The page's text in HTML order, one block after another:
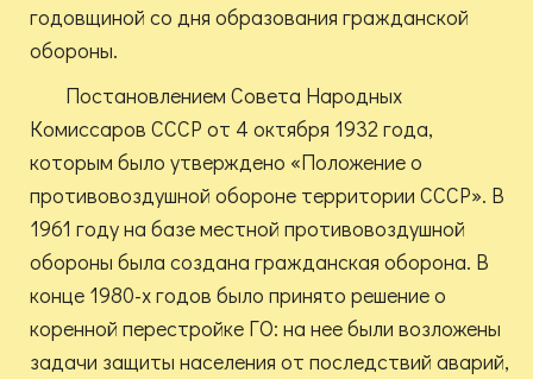
годовщиной со дня образования гражданской
обороны.
Постановлением Совета Народных
Комиссаров СССР от 4 октября 1932 года,
которым было утверждено «Положение о
противовоздушной обороне территории СССР». В
1961 году на базе местной противовоздушной
обороны была создана гражданская оборона. В
конце 1980-х годов было принято решение о
коренной перестройке ГО: на нее были возложены
задачи защиты населения от последствий аварий,